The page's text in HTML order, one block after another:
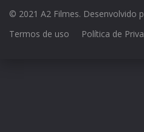
© 2021 A2 Filmes. Desenvolvido
Termos de uso
Política de